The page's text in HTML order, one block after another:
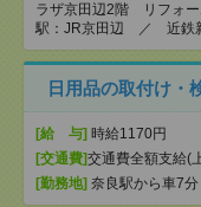
ラザ京田辺2階 リフォー
駅：JR京田辺 ／ 近鉄
日用品の取付け・
[給 与] 時給1170円
[交通費]交通費全額支給(
[勤務地] 奈良駅から車7分